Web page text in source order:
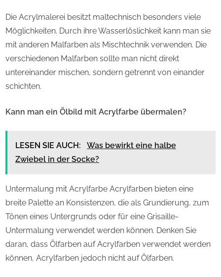
Die Acrylmalerei besitzt maltechnisch besonders viele
Möglichkeiten. Durch ihre Wasserlöslichkeit kann man sie
mit anderen Malfarben als Mischtechnik verwenden. Die
verschiedenen Malfarben sollte man nicht direkt
untereinander mischen, sondern getrennt von einander
schichten.
Kann man ein Ölbild mit Acrylfarbe übermalen?
LESEN SIE AUCH:
Was bewirkt eine halbe
Zwiebel in der Socke?
Untermalung mit Acrylfarbe Acrylfarben bieten eine
breite Palette an Konsistenzen, die als Grundierung, zum
Tönen eines Untergrunds oder für eine Grisaille-
Untermalung verwendet werden können. Denken Sie
daran, dass Ölfarben auf Acrylfarben verwendet werden
können, Acrylfarben jedoch nicht auf Ölfarben.